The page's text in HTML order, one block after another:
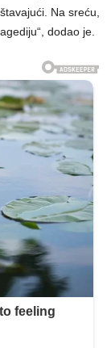
Na sreću,
dodao je.